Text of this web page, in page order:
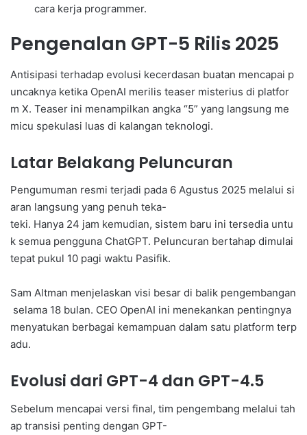
cara kerja programmer.
Pengenalan GPT-5 Rilis 2025
Antisipasi terhadap evolusi kecerdasan buatan mencapai p
uncaknya ketika OpenAI merilis teaser misterius di platfor
m X. Teaser ini menampilkan angka “5” yang langsung me
micu spekulasi luas di kalangan teknologi.
Latar Belakang Peluncuran
Pengumuman resmi terjadi pada 6 Agustus 2025 melalui si
aran langsung yang penuh teka-
teki. Hanya 24 jam kemudian, sistem baru ini tersedia untu
k semua pengguna ChatGPT. Peluncuran bertahap dimulai
tepat pukul 10 pagi waktu Pasifik.
Sam Altman menjelaskan visi besar di balik pengembangan
selama 18 bulan. CEO OpenAI ini menekankan pentingnya
menyatukan berbagai kemampuan dalam satu platform terp
adu.
Evolusi dari GPT-4 dan GPT-4.5
Sebelum mencapai versi final, tim pengembang melalui tah
ap transisi penting dengan GPT-